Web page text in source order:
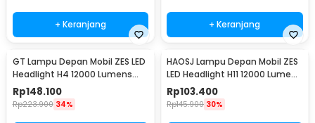
+ Keranjang + Keranjang
GT Lampu Depan Mobil ZES LED
Headlight H4 12000 Lumens
55W 9-32V 2 PCS Cool White
6000K - K5
Rp148.100
Rp223.900 34%
HAOSJ Lampu Depan Mobil ZES
LED Headlight H11 12000 Lumens
55W 2 PCS 6000K/Pure White -
K5
Rp103.400
Rp145.900 30%